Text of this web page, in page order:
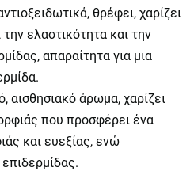
θρέφει, χαρίζει
ελαστικότητα και την
απαραίτητα για μια
αισθησιακό άρωμα, χαρίζει
που προσφέρει ένα
και ευεξίας, ενώ